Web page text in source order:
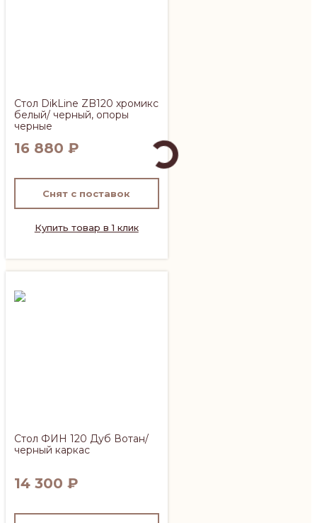
Стол DikLine ZB120 хромикс
белый/ черный, опоры
черные
16 880 ₽
Снят с поставок
Купить товар в 1 клик
Стол ФИН 120 Дуб Вотан/
черный каркас
14 300 ₽